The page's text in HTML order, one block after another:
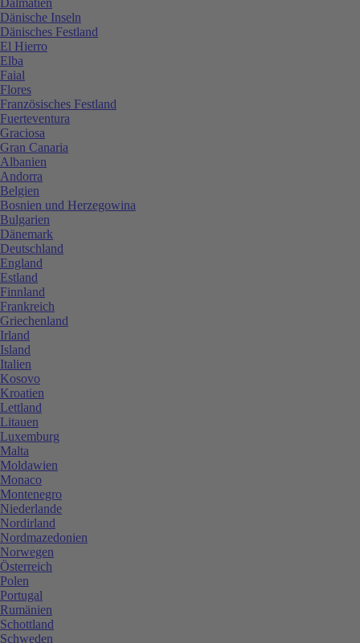
Dänische Inseln
Dänisches Festland
El Hierro
Elba
Faial
Flores
Französisches Festland
Fuerteventura
Graciosa
Gran Canaria
Albanien
Andorra
Belgien
Bosnien und Herzegowina
Bulgarien
Dänemark
Deutschland
England
Estland
Finnland
Frankreich
Griechenland
Irland
Island
Italien
Kosovo
Kroatien
Lettland
Litauen
Luxemburg
Malta
Moldawien
Monaco
Montenegro
Niederlande
Nordirland
Nordmazedonien
Norwegen
Österreich
Polen
Portugal
Rumänien
Schottland
Schweden